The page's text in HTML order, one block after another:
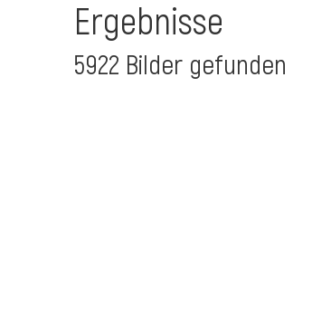
Ergebnisse
5922 Bilder gefunden